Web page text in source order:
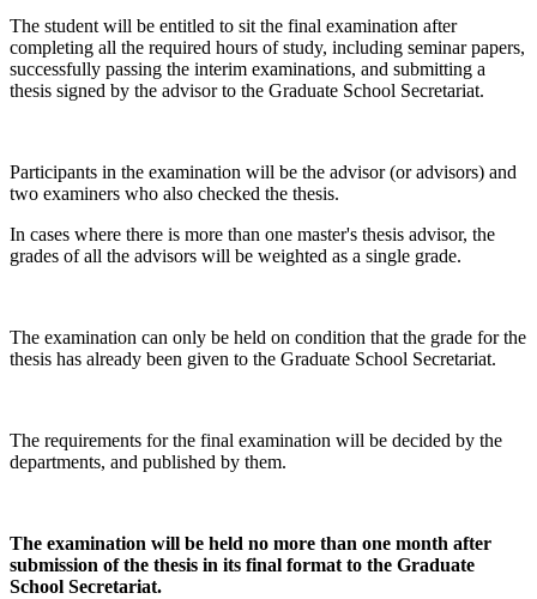
The student will be entitled to sit the final examination after
completing all the required hours of study, including seminar papers,
successfully passing the interim examinations, and submitting a
thesis signed by the advisor to the Graduate School Secretariat.
Participants in the examination will be the advisor (or advisors) and
two examiners who also checked the thesis.
In cases where there is more than one master's thesis advisor, the
grades of all the advisors will be weighted as a single grade.
The examination can only be held on condition that the grade for the
thesis has already been given to the Graduate School Secretariat.
The requirements for the final examination will be decided by the
departments, and published by them.
The examination will be held no more than one month after
submission of the thesis in its final format to the Graduate
School Secretariat.